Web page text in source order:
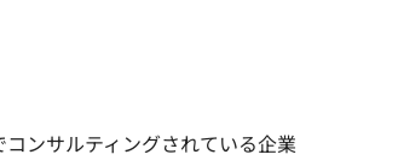
ンサルティングされている企業